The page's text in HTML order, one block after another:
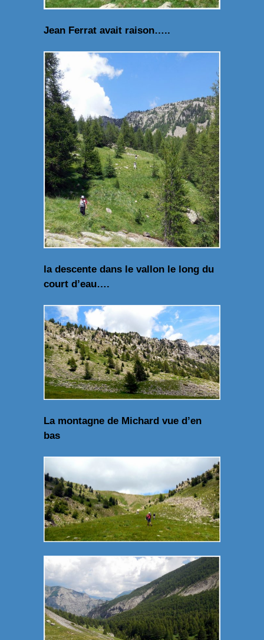
Jean Ferrat avait raison…..
la descente dans le vallon le long du
court d’eau….
La montagne de Michard vue d’en
bas